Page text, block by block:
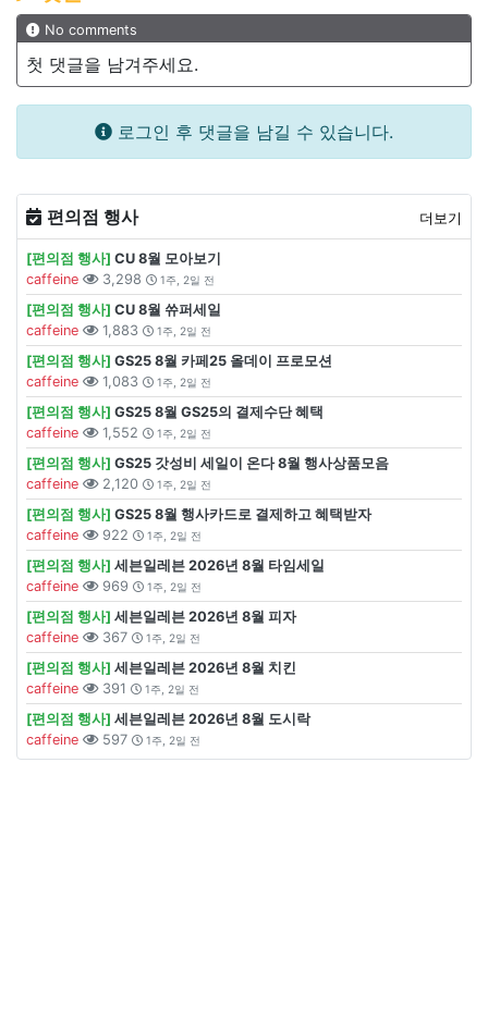
No comments
첫 댓글을 남겨주세요.
로그인 후 댓글을 남길 수 있습니다.
편의점 행사 더보기
[편의점 행사] CU 8월 모아보기
caffeine
3,298 1주, 2일 전
[편의점 행사] CU 8월 쓔퍼세일
caffeine
1,883 1주, 2일 전
[편의점 행사] GS25 8월 카페25 올데이 프로모션
caffeine
1,083 1주, 2일 전
[편의점 행사] GS25 8월 GS25의 결제수단 혜택
caffeine
1,552 1주, 2일 전
[편의점 행사] GS25 갓성비 세일이 온다 8월 행사상품모음
caffeine
2,120 1주, 2일 전
[편의점 행사] GS25 8월 행사카드로 결제하고 혜택받자
caffeine
922 1주, 2일 전
[편의점 행사] 세븐일레븐 2026년 8월 타임세일
caffeine
969 1주, 2일 전
[편의점 행사] 세븐일레븐 2026년 8월 피자
caffeine
367 1주, 2일 전
[편의점 행사] 세븐일레븐 2026년 8월 치킨
caffeine
391 1주, 2일 전
[편의점 행사] 세븐일레븐 2026년 8월 도시락
caffeine
597 1주, 2일 전